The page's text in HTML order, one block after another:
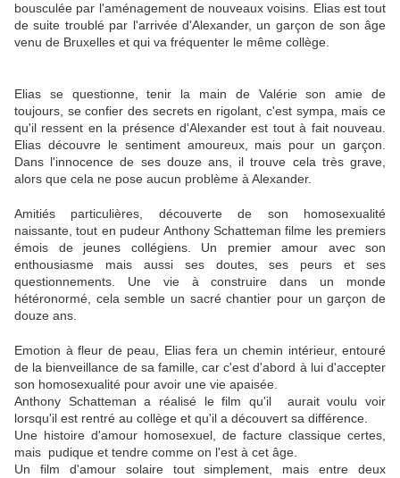
bousculée par l'aménagement de nouveaux voisins. Elias est tout
de suite troublé par l'arrivée d'Alexander, un garçon de son âge
venu de Bruxelles et qui va fréquenter le même collège.
Elias se questionne, tenir la main de Valérie son amie de
toujours, se confier des secrets en rigolant, c'est sympa, mais ce
qu'il ressent en la présence d'Alexander est tout à fait nouveau.
Elias découvre le sentiment amoureux, mais pour un garçon.
Dans l'innocence de ses douze ans, il trouve cela très grave,
alors que cela ne pose aucun problème à Alexander.
Amitiés particulières, découverte de son homosexualité
naissante, tout en pudeur Anthony Schatteman filme les premiers
émois de jeunes collégiens. Un premier amour avec son
enthousiasme mais aussi ses doutes, ses peurs et ses
questionnements. Une vie à construire dans un monde
hétéronormé, cela semble un sacré chantier pour un garçon de
douze ans.
Emotion à fleur de peau, Elias fera un chemin intérieur, entouré
de la bienveillance de sa famille, car c'est d'abord à lui d'accepter
son homosexualité pour avoir une vie apaisée.
Anthony Schatteman a réalisé le film qu'il aurait voulu voir
lorsqu'il est rentré au collège et qu'il a découvert sa différence.
Une histoire d'amour homosexuel, de facture classique certes,
mais pudique et tendre comme on l'est à cet âge.
Un film d'amour solaire tout simplement, mais entre deux